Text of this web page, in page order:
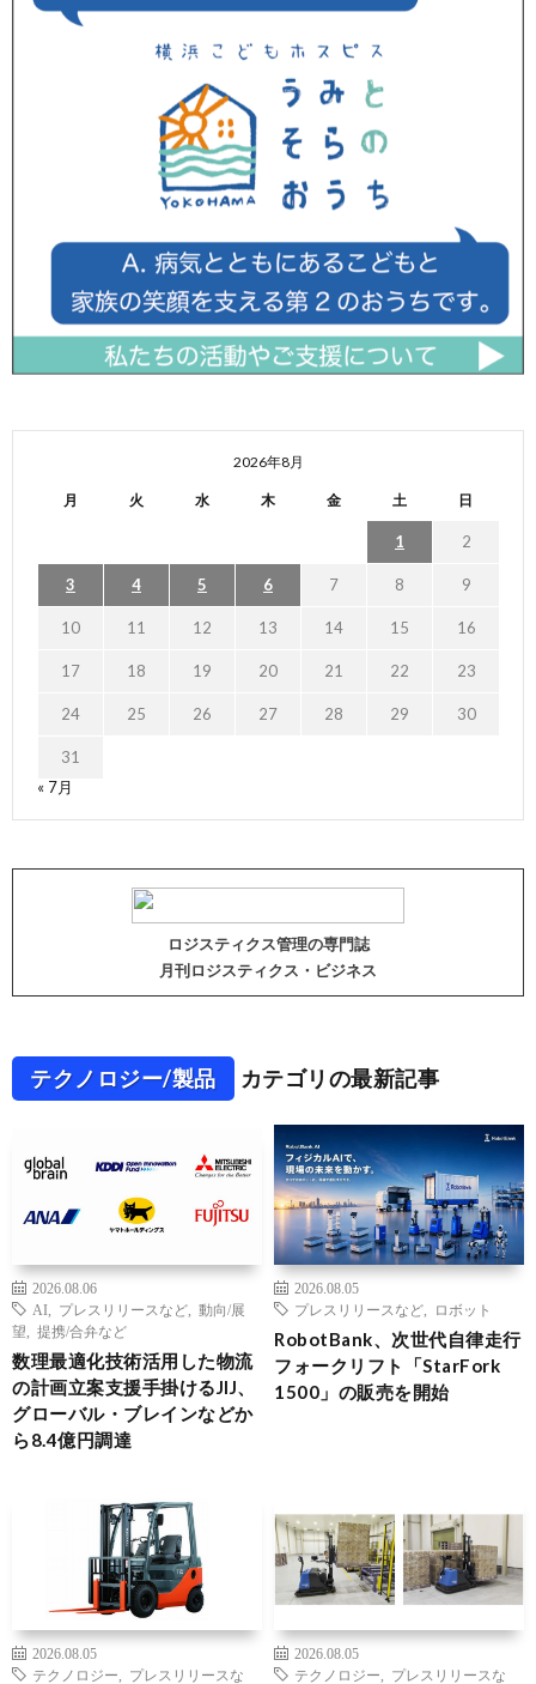
2026年8月
月 火 水 木 金 土 日
1 2
3 4 5 6 7 8 9
10 11 12 13 14 15 16
17 18 19 20 21 22 23
24 25 26 27 28 29 30
31
« 7月
ロジスティクス管理の専門誌
月刊ロジスティクス・ビジネス
テクノロジー/製品 カテゴリの最新記事
2026.08.06
AI
プレスリリースなど
動向/展
望
提携/合弁など
数理最適化技術活用した物流
の計画立案支援手掛けるJIJ、
グローバル・ブレインなどか
ら8.4億円調達
2026.08.05
プレスリリースなど
ロボット
RobotBank、次世代自律走行
フォークリフト「StarFork
1500」の販売を開始
2026.08.05
テクノロジー
プレスリリースな
2026.08.05
テクノロジー
プレスリリースな